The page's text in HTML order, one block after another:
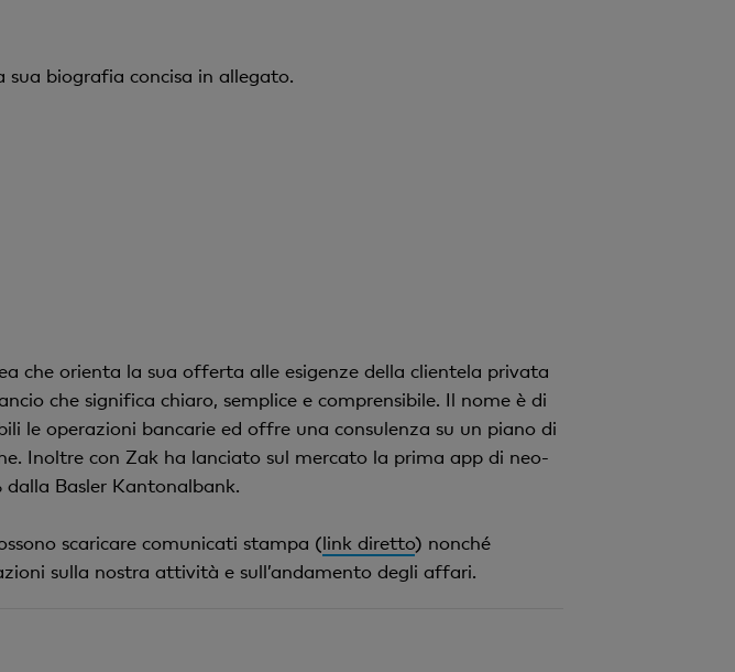
biografia concisa in allegato.
che orienta la sua offerta alle esigenze della clientela privata
che significa chiaro, semplice e comprensibile. Il nome è di
le operazioni bancarie ed offre una consulenza su un piano di
Inoltre con Zak ha lanciato sul mercato la prima app di neo-
Basler Kantonalbank.
scaricare comunicati stampa (link diretto) nonché
sulla nostra attività e sull’andamento degli affari.